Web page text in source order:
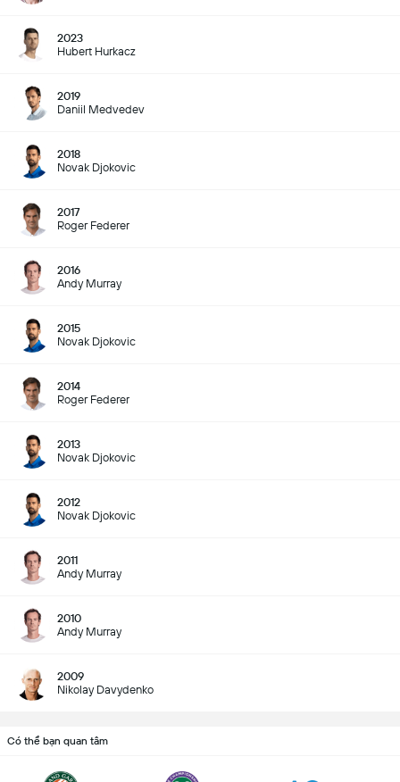
2023
Hubert Hurkacz
2019
Daniil Medvedev
2018
Novak Djokovic
2017
Roger Federer
2016
Andy Murray
2015
Novak Djokovic
2014
Roger Federer
2013
Novak Djokovic
2012
Novak Djokovic
2011
Andy Murray
2010
Andy Murray
2009
Nikolay Davydenko
Có thể bạn quan tâm